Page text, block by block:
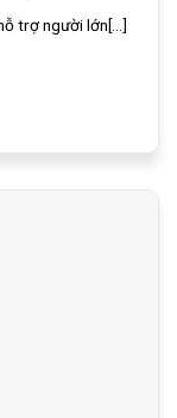
trợ người lớn[...]